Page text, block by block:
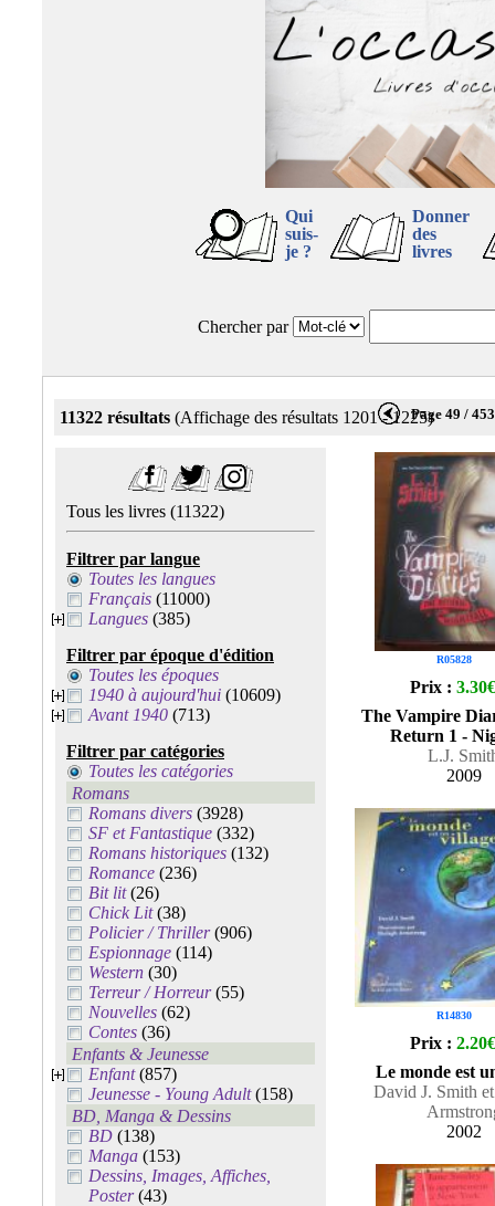
Qui
suis-
je ?
Donner
des
livres
Chercher par
11322 résultats (Affichage des résultats 1201 - 1225)Page 49 / 453
Tous les livres (11322)
Filtrer par langue
Toutes les langues
Français (11000)
Langues (385)
Filtrer par époque d'édition
Toutes les époques
1940 à aujourd'hui (10609)
Avant 1940 (713)
Filtrer par catégories
Toutes les catégories
Romans
Romans divers (3928)
SF et Fantastique (332)
Romans historiques (132)
Romance (236)
Bit lit(26)
Chick Lit(38)
Policier / Thriller(906)
Espionnage (114)
Western (30)
Terreur / Horreur(55)
Nouvelles (62)
Contes (36)
Enfants & Jeunesse
Enfant(857)
Jeunesse - Young Adult(158)
BD, Manga & Dessins
BD (138)
Manga (153)
Dessins, Images, Affiches,
Poster(43)
R05828
Prix : 3.30€
The Vampire
Return 1 -
L.J.
2009
R14830
Prix : 2.20€
Le monde est
David J. Smith
2002